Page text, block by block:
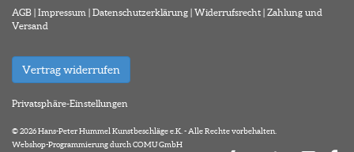
AGB | Impressum | Datenschutzerklärung | Widerrufsrecht | Zahlung und
Versand
Vertrag widerrufen
Privatsphäre-Einstellungen
© 2026 Hans-Peter Hummel Kunstbeschläge e.K. - Alle Rechte vorbehalten.
Webshop-Programmierung durch COMU GmbH